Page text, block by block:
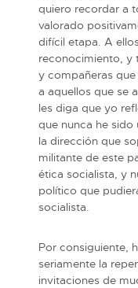
quiero recordar a
valorado
difícil etapa. A
reconocimiento, y
y compañeras
a aquellos que se
les diga que yo
que nunca he sido
la dirección que
militante de este
ética socialista, y
político que
socialista.
Por consiguiente,
seriamente la
invitaciones de